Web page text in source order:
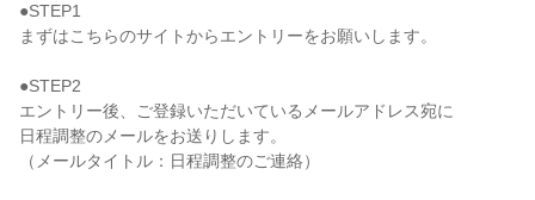
●STEP1
まずはこちらのサイトからエントリーをお願いします。
●STEP2
エントリー後、ご登録いただいているメールアドレス宛に
日程調整のメールをお送りします。
（メールタイトル：日程調整のご連絡）